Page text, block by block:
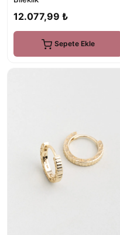
12.077,99 ₺
Sepete Ekle